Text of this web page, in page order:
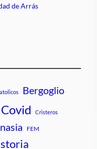
de Arrás
Bergoglio
Covid Cristeros
FEM